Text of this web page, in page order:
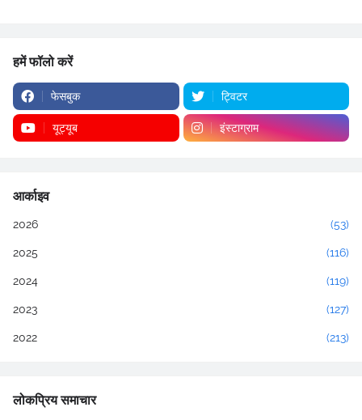
हमें फॉलो करें
फेसबुक ट्विटर
यूट्यूब इंस्टाग्राम
आर्काइव
2026 (53)
2025 (116)
2024 (119)
2023 (127)
2022 (213)
लोकप्रिय समाचार